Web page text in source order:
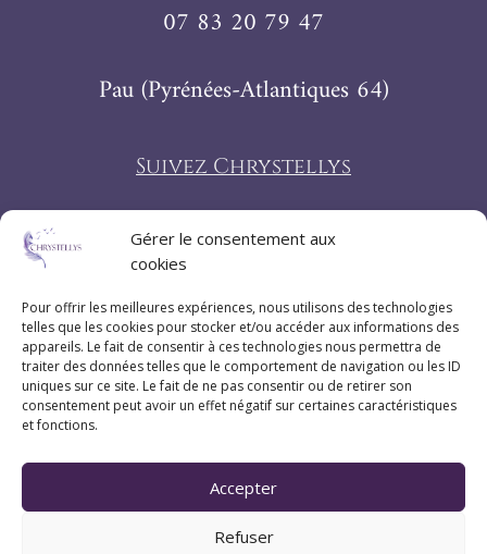
Gérer le consentement aux
cookies
Pour offrir les meilleures expériences, nous utilisons des technologies
telles que les cookies pour stocker et/ou accéder aux informations des
appareils. Le fait de consentir à ces technologies nous permettra de
traiter des données telles que le comportement de navigation ou les ID
uniques sur ce site. Le fait de ne pas consentir ou de retirer son
consentement peut avoir un effet négatif sur certaines caractéristiques
et fonctions.
Accepter
Refuser
07 83 20 79 47
Pau (Pyrénées-Atlantiques 64)
Suivez Chrystellys